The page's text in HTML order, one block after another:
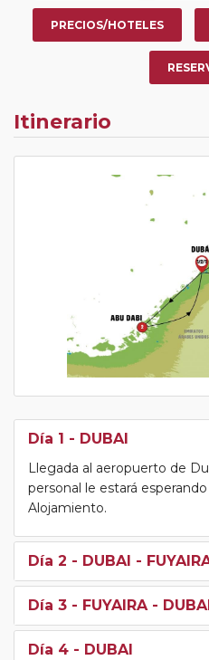
PRECIOS/HOTELES
Itinerario
Día 1 - DUBAI
Llegada al aeropuerto de
personal le estará
Alojamiento.
Día 2 - DUBAI -
Día 3 - FUYAIRA -
Día 4 - DUBAI